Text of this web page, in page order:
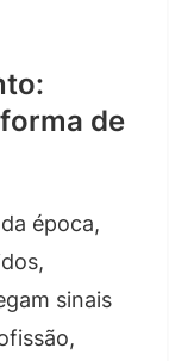
de
época,
sinais